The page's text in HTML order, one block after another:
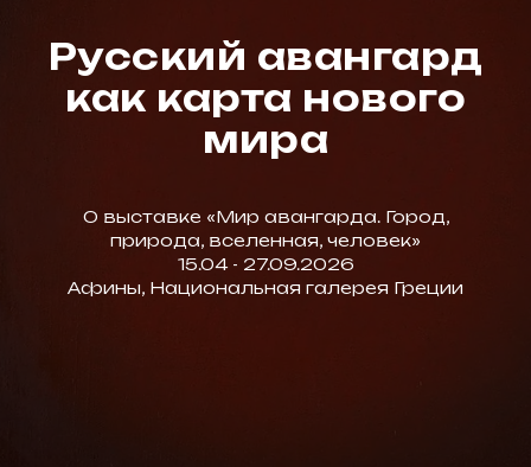
Русский авангард
как карта нового
мира
О выставке «Мир авангарда. Город,
природа, вселенная, человек»
15.04 - 27.09.2026
Афины, Национальная галерея Греции